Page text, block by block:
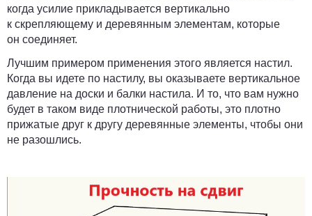
когда усилие прикладывается вертикально
к скрепляющему и деревянным элементам, которые
он соединяет.
Лучшим примером применения этого является настил.
Когда вы идете по настилу, вы оказываете вертикальное
давление на доски и балки настила. И то, что вам нужно
будет в таком виде плотнической работы, это плотно
прижатые друг к другу деревянные элементы, чтобы они
не разошлись.